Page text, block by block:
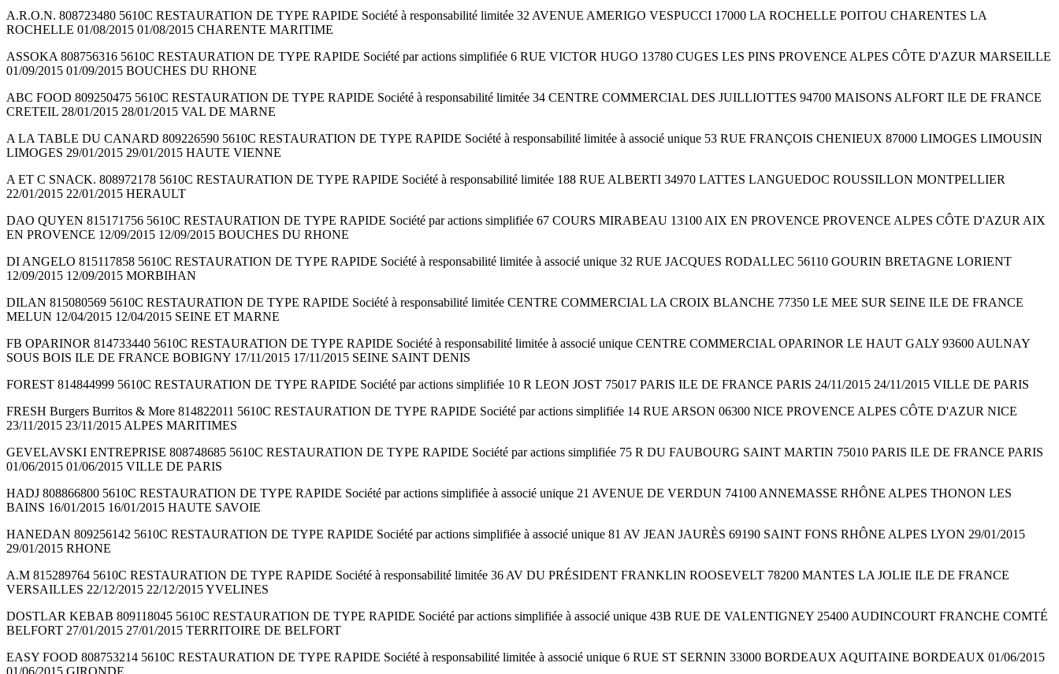
A.R.O.N. 808723480 5610C RESTAURATION DE TYPE RAPIDE Société à responsabilité limitée 32 AVENUE AMERIGO VESPUCCI 17000 LA ROCHELLE POITOU CHARENTES LA
ROCHELLE 01/08/2015 01/08/2015 CHARENTE MARITIME
ASSOKA 808756316 5610C RESTAURATION DE TYPE RAPIDE Société par actions simplifiée 6 RUE VICTOR HUGO 13780 CUGES LES PINS PROVENCE ALPES CÔTE D'AZUR MARSEILLE
01/09/2015 01/09/2015 BOUCHES DU RHONE
ABC FOOD 809250475 5610C RESTAURATION DE TYPE RAPIDE Société à responsabilité limitée 34 CENTRE COMMERCIAL DES JUILLIOTTES 94700 MAISONS ALFORT ILE DE FRANCE
CRETEIL 28/01/2015 28/01/2015 VAL DE MARNE
A LA TABLE DU CANARD 809226590 5610C RESTAURATION DE TYPE RAPIDE Société à responsabilité limitée à associé unique 53 RUE FRANÇOIS CHENIEUX 87000 LIMOGES LIMOUSIN
LIMOGES 29/01/2015 29/01/2015 HAUTE VIENNE
A ET C SNACK. 808972178 5610C RESTAURATION DE TYPE RAPIDE Société à responsabilité limitée 188 RUE ALBERTI 34970 LATTES LANGUEDOC ROUSSILLON MONTPELLIER
22/01/2015 22/01/2015 HERAULT
DAO QUYEN 815171756 5610C RESTAURATION DE TYPE RAPIDE Société par actions simplifiée 67 COURS MIRABEAU 13100 AIX EN PROVENCE PROVENCE ALPES CÔTE D'AZUR AIX
EN PROVENCE 12/09/2015 12/09/2015 BOUCHES DU RHONE
DI ANGELO 815117858 5610C RESTAURATION DE TYPE RAPIDE Société à responsabilité limitée à associé unique 32 RUE JACQUES RODALLEC 56110 GOURIN BRETAGNE LORIENT
12/09/2015 12/09/2015 MORBIHAN
DILAN 815080569 5610C RESTAURATION DE TYPE RAPIDE Société à responsabilité limitée CENTRE COMMERCIAL LA CROIX BLANCHE 77350 LE MEE SUR SEINE ILE DE FRANCE
MELUN 12/04/2015 12/04/2015 SEINE ET MARNE
FB OPARINOR 814733440 5610C RESTAURATION DE TYPE RAPIDE Société à responsabilité limitée à associé unique CENTRE COMMERCIAL OPARINOR LE HAUT GALY 93600 AULNAY
SOUS BOIS ILE DE FRANCE BOBIGNY 17/11/2015 17/11/2015 SEINE SAINT DENIS
FOREST 814844999 5610C RESTAURATION DE TYPE RAPIDE Société par actions simplifiée 10 R LEON JOST 75017 PARIS ILE DE FRANCE PARIS 24/11/2015 24/11/2015 VILLE DE PARIS
FRESH Burgers Burritos & More 814822011 5610C RESTAURATION DE TYPE RAPIDE Société par actions simplifiée 14 RUE ARSON 06300 NICE PROVENCE ALPES CÔTE D'AZUR NICE
23/11/2015 23/11/2015 ALPES MARITIMES
GEVELAVSKI ENTREPRISE 808748685 5610C RESTAURATION DE TYPE RAPIDE Société par actions simplifiée 75 R DU FAUBOURG SAINT MARTIN 75010 PARIS ILE DE FRANCE PARIS
01/06/2015 01/06/2015 VILLE DE PARIS
HADJ 808866800 5610C RESTAURATION DE TYPE RAPIDE Société par actions simplifiée à associé unique 21 AVENUE DE VERDUN 74100 ANNEMASSE RHÔNE ALPES THONON LES
BAINS 16/01/2015 16/01/2015 HAUTE SAVOIE
HANEDAN 809256142 5610C RESTAURATION DE TYPE RAPIDE Société par actions simplifiée à associé unique 81 AV JEAN JAURÈS 69190 SAINT FONS RHÔNE ALPES LYON 29/01/2015
29/01/2015 RHONE
A.M 815289764 5610C RESTAURATION DE TYPE RAPIDE Société à responsabilité limitée 36 AV DU PRÉSIDENT FRANKLIN ROOSEVELT 78200 MANTES LA JOLIE ILE DE FRANCE
VERSAILLES 22/12/2015 22/12/2015 YVELINES
DOSTLAR KEBAB 809118045 5610C RESTAURATION DE TYPE RAPIDE Société par actions simplifiée à associé unique 43B RUE DE VALENTIGNEY 25400 AUDINCOURT FRANCHE COMTÉ
BELFORT 27/01/2015 27/01/2015 TERRITOIRE DE BELFORT
EASY FOOD 808753214 5610C RESTAURATION DE TYPE RAPIDE Société à responsabilité limitée à associé unique 6 RUE ST SERNIN 33000 BORDEAUX AQUITAINE BORDEAUX 01/06/2015